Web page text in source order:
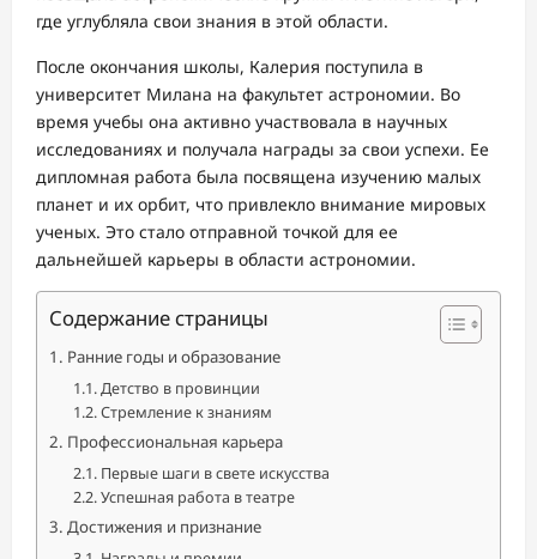
где углубляла свои знания в этой области.
После окончания школы, Калерия поступила в
университет Милана на факультет астрономии. Во
время учебы она активно участвовала в научных
исследованиях и получала награды за свои успехи. Ее
дипломная работа была посвящена изучению малых
планет и их орбит, что привлекло внимание мировых
ученых. Это стало отправной точкой для ее
дальнейшей карьеры в области астрономии.
Содержание страницы
Ранние годы и образование
Детство в провинции
Стремление к знаниям
Профессиональная карьера
Первые шаги в свете искусства
Успешная работа в театре
Достижения и признание